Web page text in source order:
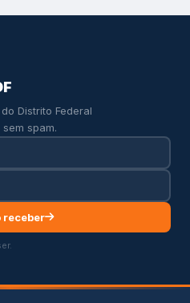
Distrito Federal
spam.
receber